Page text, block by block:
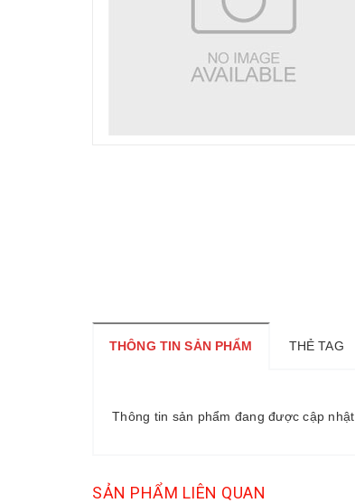
THÔNG TIN SẢN PHẨM THẺ TAG
Thông tin sản phẩm đang được cập nhật
SẢN PHẨM LIÊN QUAN